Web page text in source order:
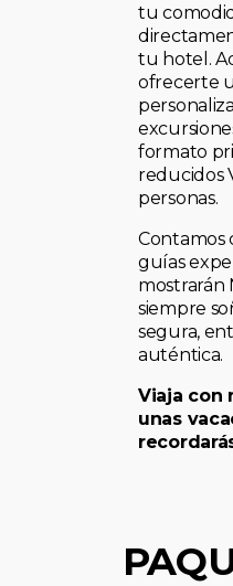
tu
tu hotel.
ofrecerte
formato
reducidos
personas.
Contamos
guías
mostrarán
siempre
segura,
auténtica.
Viaja con
unas